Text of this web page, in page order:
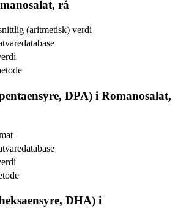
rå
(aritmetisk) verdi
DPA) i Romanosalat,
DHA) i